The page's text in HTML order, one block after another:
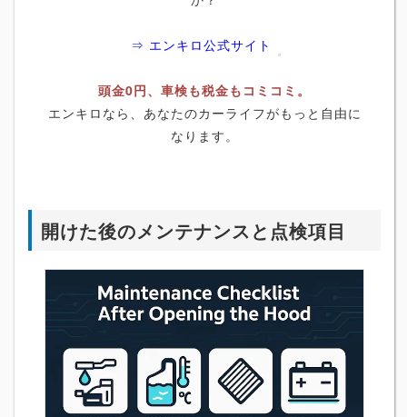
⇒ エンキロ公式サイト
頭金0円、車検も税金もコミコミ。
エンキロなら、あなたのカーライフがもっと自由に
なります。
開けた後のメンテナンスと点検項目